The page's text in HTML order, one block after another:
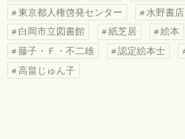
東京都人権啓発センター
水野書店
白岡市立図書館
紙芝居 絵本
藤子・Ｆ・不二雄
認定絵本士
高畠じゅん子